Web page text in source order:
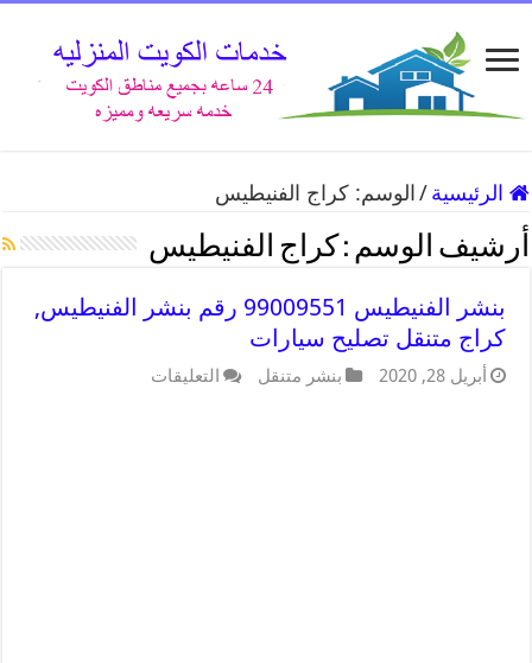
الرئيسية / الوسم:كراج الفنيطيس
أرشيف الوسم : كراج الفنيطيس
بنشر الفنيطيس 99009551 رقم بنشر الفنيطيس,
كراج متنقل تصليح سيارات
أبريل 28, 2020 بنشر متنقل التعليقات